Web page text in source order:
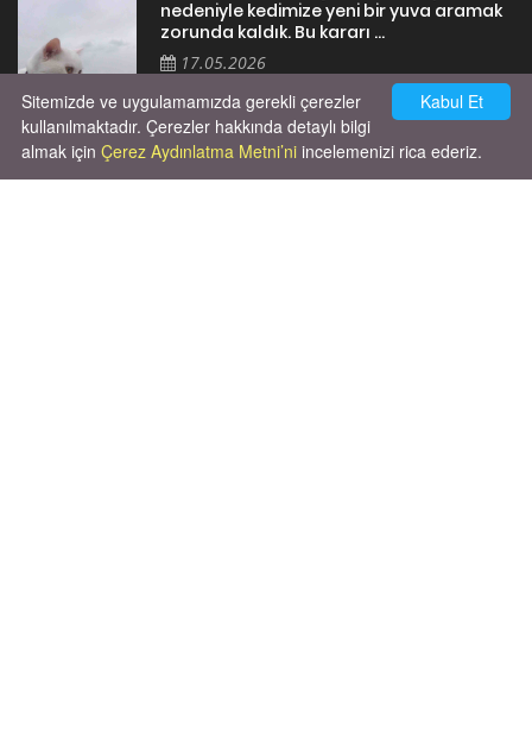
nedeniyle kedimize yeni bir yuva aramak
zorunda kaldık. Bu kararı ...
17.05.2026
Kabul Et
Sitemizde ve uygulamamızda gerekli çerezler
kullanılmaktadır. Çerezler hakkında detaylı bilgi
almak için Çerez Aydınlatma Metni’ni incelemenizi rica ederiz.